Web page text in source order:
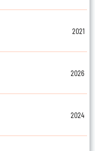
2021
2026
2024